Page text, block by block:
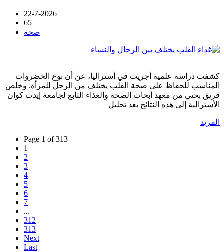
22-7-2026
65
صحة
كشفت دراسة علمية أجريت في أستراليا، عن أن نوع الخضروات
المناسب للحفاظ على صحة القلب يختلف من الرجل للمرأة. وخلص
فريق بحثي من معهد أبحاث الصحة والغذاء التابع لجامعة إيدث كوان
الأسترالية إلى هذه النتائج بعد تحليل
المزيد
Page 1 of 313
1
2
3
4
5
6
7
...
312
313
Next
Last